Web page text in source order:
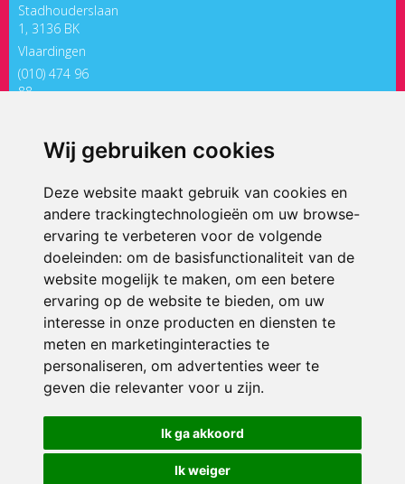
Wij gebruiken cookies
Deze website maakt gebruik van cookies en
andere trackingtechnologieën om uw browse-
ervaring te verbeteren voor de volgende
doeleinden: om de basisfunctionaliteit van de
website mogelijk te maken, om een betere
ervaring op de website te bieden, om uw
interesse in onze producten en diensten te
meten en marketinginteracties te
personaliseren, om advertenties weer te
geven die relevanter voor u zijn.
Ik ga akkoord
Ik weiger
Stadhouderslaan
1, 3136 BK
Vlaardingen
(010) 474 96
88
ONDERDEEL VAN
© 2026 ’t Palet Holy | Alle rechten voorbehouden
Privacy policy|Disclaimer| Klachtenregeling|RSIN en Anbi
voorkeuren
Crealisatie The MindOffice